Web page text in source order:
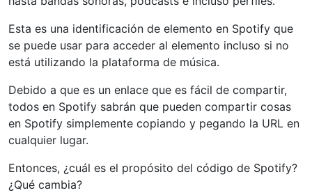
Esta es una identificación de elemento en Spotify que
se puede usar para acceder al elemento incluso si no
está utilizando la plataforma de música.
Debido a que es un enlace que es fácil de compartir,
todos en Spotify sabrán que pueden compartir cosas
en Spotify simplemente copiando y pegando la URL en
cualquier lugar.
Entonces, ¿cuál es el propósito del código de Spotify?
¿Qué cambia?